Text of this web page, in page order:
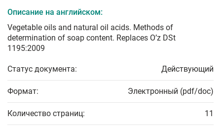
Описание на английском:
Vegetable oils and natural oil acids. Methods of
determination of soap content. Replaces O’z DSt
1195:2009
Статус документа: Действующий
Формат: Электронный (pdf/doc)
Количество страниц: 11